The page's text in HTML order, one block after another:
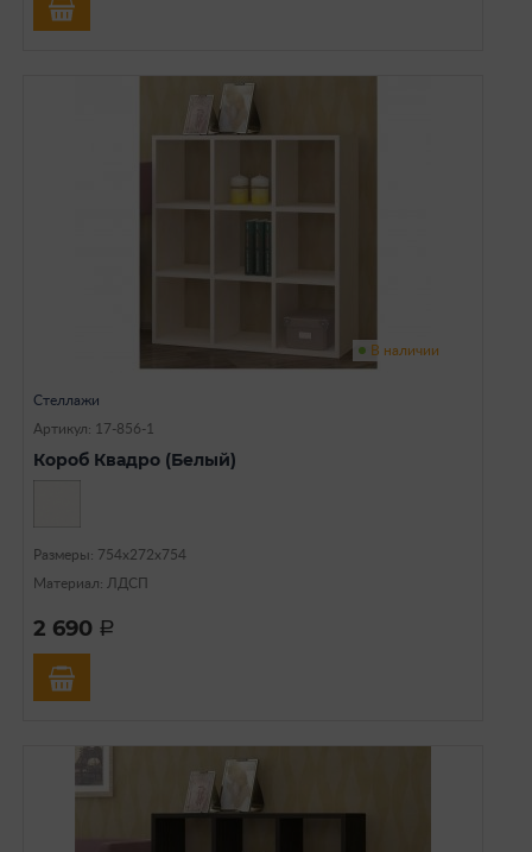
В наличии
Стеллажи
Артикул: 17-856-1
Короб Квадро (Белый)
Размеры: 754х272х754
Материал: ЛДСП
2 690 a